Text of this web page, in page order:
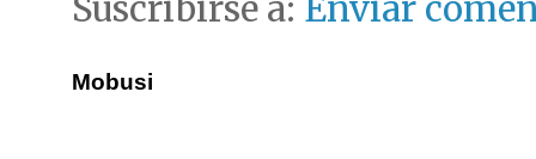
Mobusi